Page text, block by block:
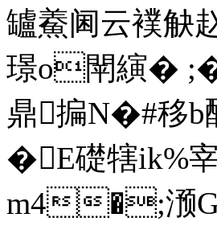
罏鯗阃云
璟o閛縯�
鼎揙N�#移
�E礎犗ik%
m4�;滪G